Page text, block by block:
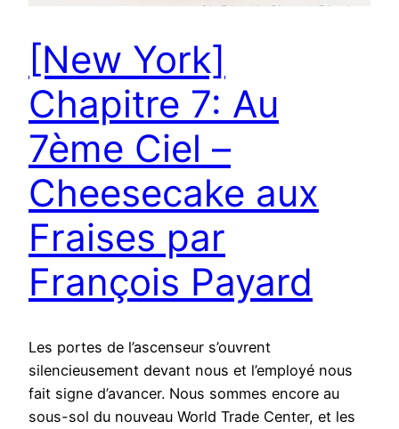
[New York]
Chapitre 7: Au
7ème Ciel –
Cheesecake aux
Fraises par
François Payard
Les portes de l’ascenseur s’ouvrent
silencieusement devant nous et l’employé nous
fait signe d’avancer. Nous sommes encore au
sous-sol du nouveau World Trade Center, et les